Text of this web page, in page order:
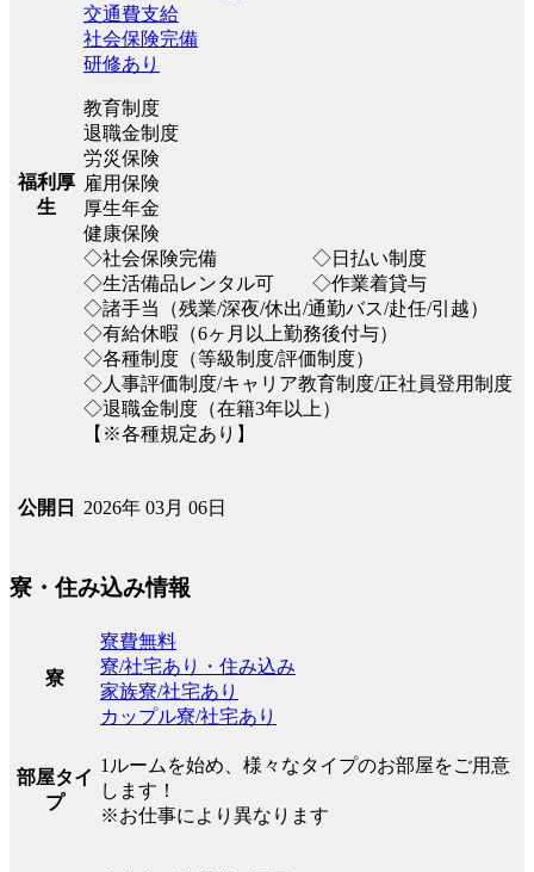
福利厚
生
交通費支給
社会保険完備
研修あり
教育制度
退職金制度
労災保険
雇用保険
厚生年金
健康保険
◇社会保険完備 ◇日払い制度
◇生活備品レンタル可 ◇作業着貸与
◇諸手当（残業/深夜/休出/通勤バス/赴任/引越）
◇有給休暇（6ヶ月以上勤務後付与）
◇各種制度（等級制度/評価制度）
◇人事評価制度/キャリア教育制度/正社員登用制度
◇退職金制度（在籍3年以上）
【※各種規定あり】
公開日 2026年 03月 06日
寮・住み込み情報
寮
寮費無料
寮/社宅あり・住み込み
家族寮/社宅あり
カップル寮/社宅あり
部屋タイ
プ
1ルームを始め、様々なタイプのお部屋をご用意
します！
※お仕事により異なります